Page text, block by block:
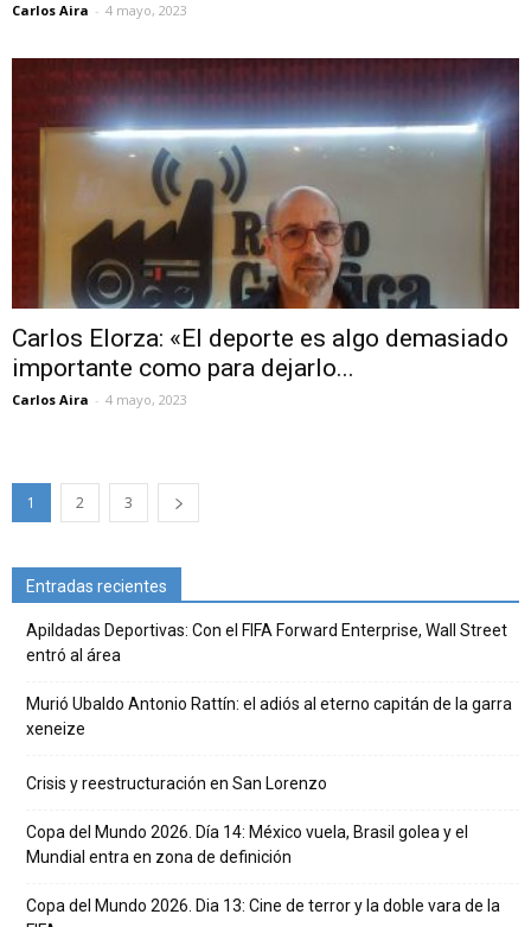
Carlos Aira - 4 mayo, 2023
Carlos Elorza: «El deporte es algo demasiado
importante como para dejarlo...
Carlos Aira - 4 mayo, 2023
1 2 3
Entradas recientes
Apildadas Deportivas: Con el FIFA Forward Enterprise, Wall Street
entró al área
Murió Ubaldo Antonio Rattín: el adiós al eterno capitán de la garra
xeneize
Crisis y reestructuración en San Lorenzo
Copa del Mundo 2026. Día 14: México vuela, Brasil golea y el
Mundial entra en zona de definición
Copa del Mundo 2026. Dia 13: Cine de terror y la doble vara de la